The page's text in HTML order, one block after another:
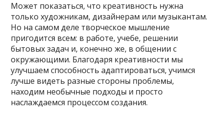
Может показаться, что креативность нужна
только художникам, дизайнерам или музыкантам.
Но на самом деле творческое мышление
пригодится всем: в работе, учебе, решении
бытовых задач и, конечно же, в общении с
окружающими. Благодаря креативности мы
улучшаем способность адаптироваться, учимся
лучше видеть разные стороны проблемы,
находим необычные подходы и просто
наслаждаемся процессом создания.